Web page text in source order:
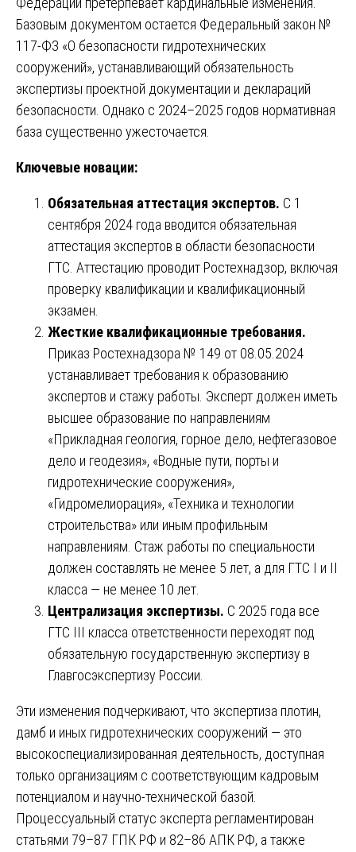
Базовым документом остается Федеральный закон №
117-ФЗ «О безопасности гидротехнических
сооружений», устанавливающий обязательность
экспертизы проектной документации и деклараций
безопасности. Однако с 2024–2025 годов нормативная
база существенно ужесточается.
Ключевые новации:
Обязательная аттестация экспертов. С 1
сентября 2024 года вводится обязательная
аттестация экспертов в области безопасности
ГТС. Аттестацию проводит Ростехнадзор, включая
проверку квалификации и квалификационный
экзамен.
Жесткие квалификационные требования.
Приказ Ростехнадзора № 149 от 08.05.2024
устанавливает требования к образованию
экспертов и стажу работы. Эксперт должен иметь
высшее образование по направлениям
«Прикладная геология, горное дело, нефтегазовое
дело и геодезия», «Водные пути, порты и
гидротехнические сооружения»,
«Гидромелиорация», «Техника и технологии
строительства» или иным профильным
направлениям. Стаж работы по специальности
должен составлять не менее 5 лет, а для ГТС I и II
класса — не менее 10 лет.
Централизация экспертизы. С 2025 года все
ГТС III класса ответственности переходят под
обязательную государственную экспертизу в
Главгосэкспертизу России.
Эти изменения подчеркивают, что экспертиза плотин,
дамб и иных гидротехнических сооружений — это
высокоспециализированная деятельность, доступная
только организациям с соответствующим кадровым
потенциалом и научно-технической базой.
Процессуальный статус эксперта регламентирован
статьями 79–87 ГПК РФ и 82–86 АПК РФ, а также